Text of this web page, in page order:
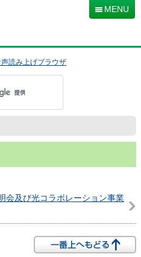
読み上げブラウザ
MENU
会及び光コラボレーション事業